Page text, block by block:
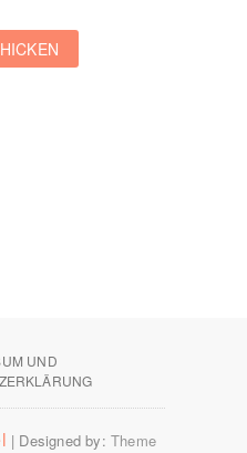
UND
| Designed by: Theme